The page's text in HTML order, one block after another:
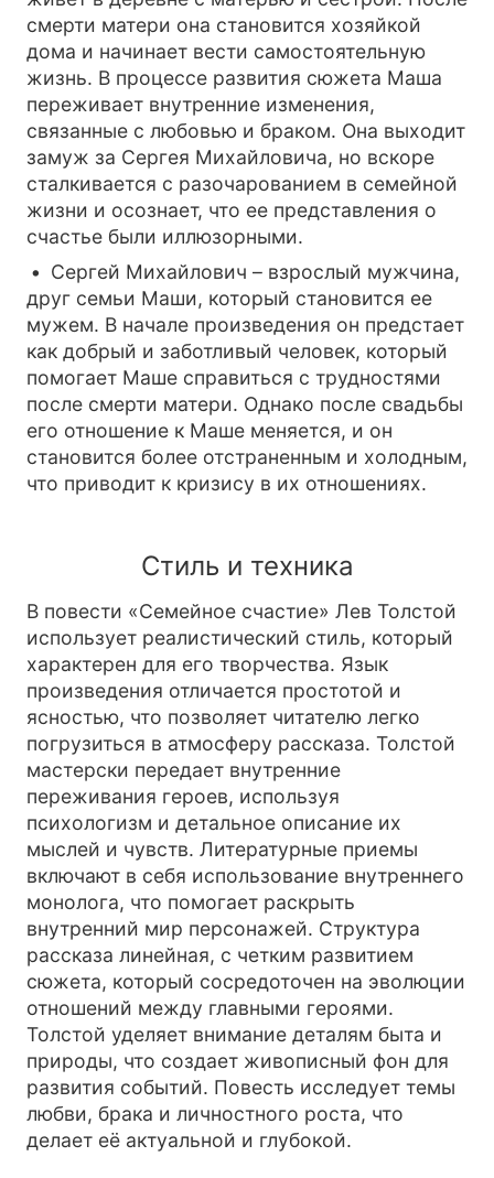
смерти матери она становится хозяйкой
дома и начинает вести самостоятельную
жизнь. В процессе развития сюжета Маша
переживает внутренние изменения,
связанные с любовью и браком. Она выходит
замуж за Сергея Михайловича, но вскоре
сталкивается с разочарованием в семейной
жизни и осознает, что ее представления о
счастье были иллюзорными.
Сергей Михайлович – взрослый мужчина,
друг семьи Маши, который становится ее
мужем. В начале произведения он предстает
как добрый и заботливый человек, который
помогает Маше справиться с трудностями
после смерти матери. Однако после свадьбы
его отношение к Маше меняется, и он
становится более отстраненным и холодным,
что приводит к кризису в их отношениях.
Стиль и техника
В повести «Семейное счастие» Лев Толстой
использует реалистический стиль, который
характерен для его творчества. Язык
произведения отличается простотой и
ясностью, что позволяет читателю легко
погрузиться в атмосферу рассказа. Толстой
мастерски передает внутренние
переживания героев, используя
психологизм и детальное описание их
мыслей и чувств. Литературные приемы
включают в себя использование внутреннего
монолога, что помогает раскрыть
внутренний мир персонажей. Структура
рассказа линейная, с четким развитием
сюжета, который сосредоточен на эволюции
отношений между главными героями.
Толстой уделяет внимание деталям быта и
природы, что создает живописный фон для
развития событий. Повесть исследует темы
любви, брака и личностного роста, что
делает её актуальной и глубокой.